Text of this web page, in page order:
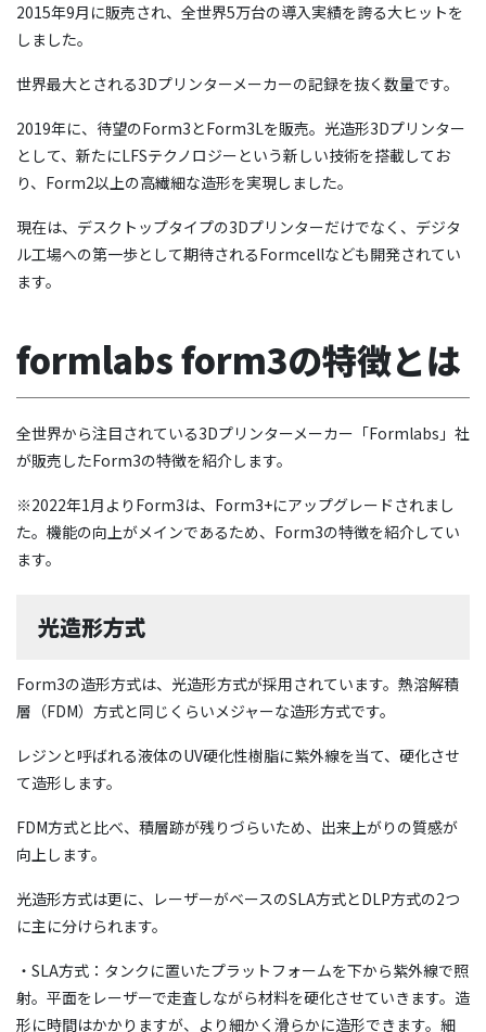
2015年9月に販売され、全世界5万台の導入実績を誇る大ヒットを
しました。
世界最大とされる3Dプリンターメーカーの記録を抜く数量です。
2019年に、待望のForm3とForm3Lを販売。光造形3Dプリンター
として、新たにLFSテクノロジーという新しい技術を搭載してお
り、Form2以上の高繊細な造形を実現しました。
現在は、デスクトップタイプの3Dプリンターだけでなく、デジタ
ル工場への第一歩として期待されるFormcellなども開発されてい
ます。
formlabs form3の特徴とは
全世界から注目されている3Dプリンターメーカー「Formlabs」社
が販売したForm3の特徴を紹介します。
※2022年1月よりForm3は、Form3+にアップグレードされまし
た。機能の向上がメインであるため、Form3の特徴を紹介してい
ます。
光造形方式
Form3の造形方式は、光造形方式が採用されています。熱溶解積
層（FDM）方式と同じくらいメジャーな造形方式です。
レジンと呼ばれる液体のUV硬化性樹脂に紫外線を当て、硬化させ
て造形します。
FDM方式と比べ、積層跡が残りづらいため、出来上がりの質感が
向上します。
光造形方式は更に、レーザーがベースのSLA方式とDLP方式の2つ
に主に分けられます。
・SLA方式：タンクに置いたプラットフォームを下から紫外線で照
射。平面をレーザーで走査しながら材料を硬化させていきます。造
形に時間はかかりますが、より細かく滑らかに造形できます。細